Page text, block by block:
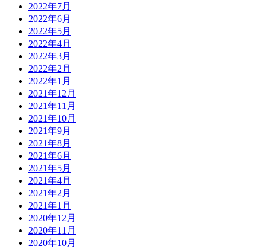
2022年7月
2022年6月
2022年5月
2022年4月
2022年3月
2022年2月
2022年1月
2021年12月
2021年11月
2021年10月
2021年9月
2021年8月
2021年6月
2021年5月
2021年4月
2021年2月
2021年1月
2020年12月
2020年11月
2020年10月